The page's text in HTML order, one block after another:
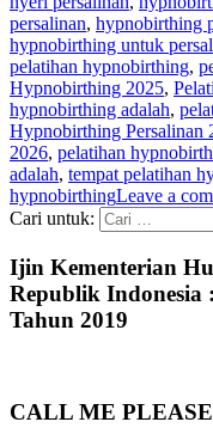
persalinan, hypnobirthing
hypnobirthing untuk
pelatihan hypnobirthing,
Hypnobirthing 2025,
hypnobirthing adalah,
Hypnobirthing Persalinan
2026, pelatihan
adalah, tempat pelatihan
hypnobirthingLeave a
Cari untuk:
Ijin Kementerian
Republik Indonesia
Tahun 2019
CALL ME